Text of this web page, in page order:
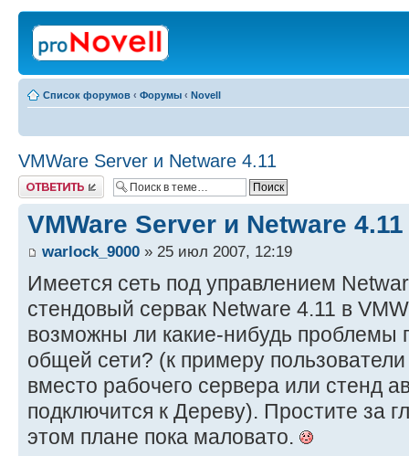
Список форумов ‹ Форумы ‹ Novell
VMWare Server и Netware 4.11
Ответить
VMWare Server и Netware 4.11
warlock_9000 » 25 июл 2007, 12:19
Имеется сеть под управлением
стендовый сервак Netware 4.11 в
возможны ли какие-нибудь проблемы
общей сети? (к примеру пользователи
вместо рабочего сервера или стенд
подключится к Дереву). Простите за
этом плане пока маловато.